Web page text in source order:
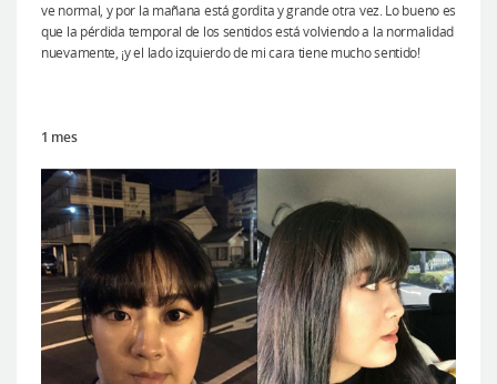
ve normal, y por la mañana está gordita y grande otra vez. Lo bueno es
que la pérdida temporal de los sentidos está volviendo a la normalidad
nuevamente, ¡y el lado izquierdo de mi cara tiene mucho sentido!
1 mes